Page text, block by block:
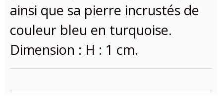
ainsi que sa pierre incrustés de
couleur bleu en turquoise.
Dimension : H : 1 cm.